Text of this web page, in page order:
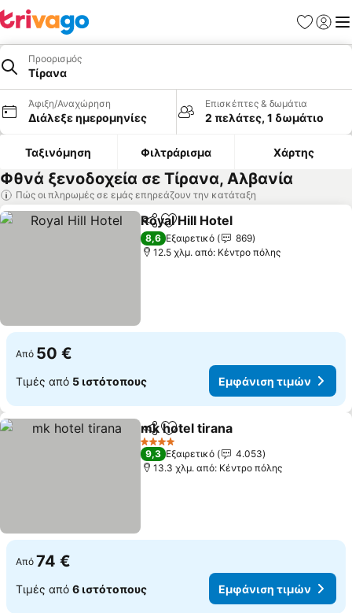
Προορισμός
Τίρανα
Άφιξη/Αναχώρηση
Διάλεξε ημερομηνίες
Επισκέπτες & δωμάτια
2 πελάτες, 1 δωμάτιο
Ταξινόμηση Φιλτράρισμα Χάρτης
Φθνά ξενοδοχεία σε Τίρανα, Αλβανία
Πώς οι πληρωμές σε εμάς επηρεάζουν την κατάταξη
Κοινοποίηση
Προσθήκη στα αγαπημένα
Royal Hill Hotel
8,6 Εξαιρετικό
869
12.5 χλμ. από: Κέντρο πόλης
Από 50 €
Τιμές από 5 ιστότοπους Εμφάνιση τιμών
Κοινοποίηση
Προσθήκη στα αγαπημένα
mk hotel tirana
4 Αστέρια
9,3 Εξαιρετικό
4.053
13.3 χλμ. από: Κέντρο πόλης
Από 74 €
Τιμές από 6 ιστότοπους Εμφάνιση τιμών